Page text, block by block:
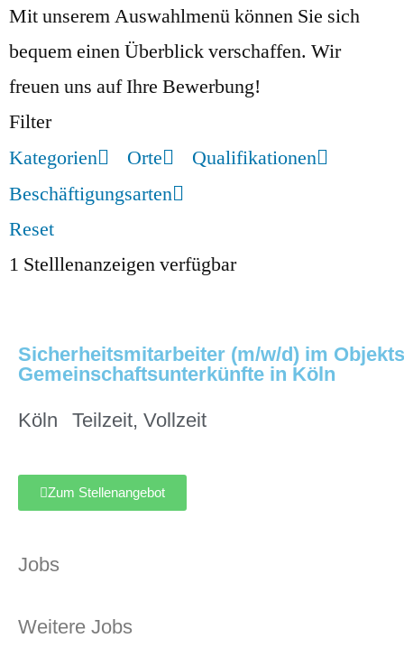
Mit unserem Auswahlmenü können Sie sich
bequem einen Überblick verschaffen. Wir
freuen uns auf Ihre Bewerbung!
Filter
Kategorien
Orte
Qualifikationen
Beschäftigungsarten
Reset
1 Stelllenanzeigen verfügbar
Sicherheitsmitarbeiter (m/w/d) im
Gemeinschaftsunterkünfte in Köln
Köln Teilzeit, Vollzeit
Zum Stellenangebot
Jobs
Weitere Jobs